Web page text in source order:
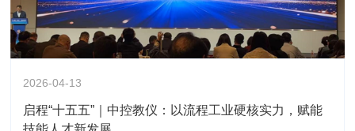
2026-04-13
启程“十五五”｜中控教仪：以流程工业硬核实力，赋能